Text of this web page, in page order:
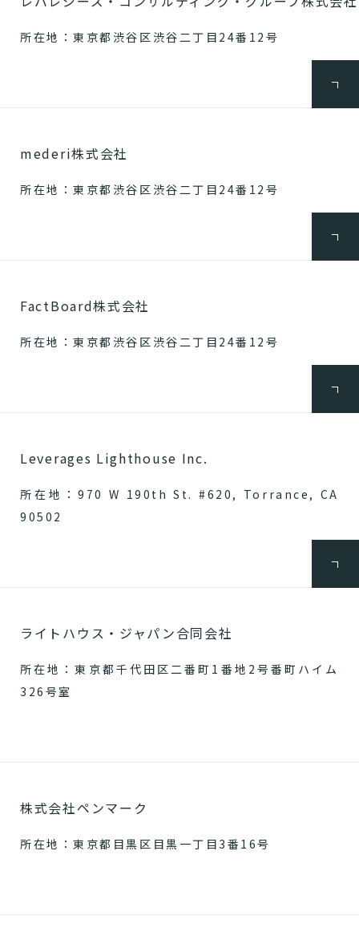
所在地：東京都渋谷区渋谷二丁目24番12号
mederi株式会社
所在地：東京都渋谷区渋谷二丁目24番12号
FactBoard株式会社
所在地：東京都渋谷区渋谷二丁目24番12号
Leverages Lighthouse Inc.
所在地：970 W 190th St. #620, Torrance, CA
90502
ライトハウス・ジャパン合同会社
所在地：東京都千代田区二番町1番地2号番町ハイム
326号室
株式会社ペンマーク
所在地：東京都目黒区目黒一丁目3番16号